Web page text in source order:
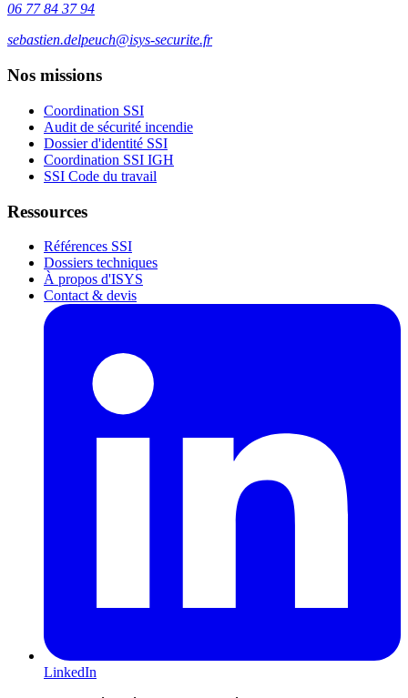
06 77 84 37 94
sebastien.delpeuch@isys-securite.fr
Nos missions
Coordination SSI
Audit de sécurité incendie
Dossier d'identité SSI
Coordination SSI IGH
SSI Code du travail
Ressources
Références SSI
Dossiers techniques
À propos d'ISYS
Contact & devis
LinkedIn